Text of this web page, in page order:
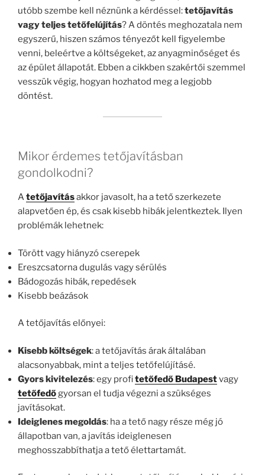
utóbb szembe kell néznünk a kérdéssel:tetőjavítás
vagy teljes tetőfelújítás? A döntés meghozatala nem
egyszerű, hiszen számos tényezőt kell figyelembe
venni, beleértve a költségeket, az anyagminőséget és
az épület állapotát. Ebben a cikkben szakértői szemmel
vesszük végig, hogyan hozhatod meg a legjobb
döntést.
Mikor érdemes tetőjavításban
gondolkodni?
Atetőjavításakkor javasolt, ha a tető szerkezete
alapvetően ép, és csak kisebb hibák jelentkeztek. Ilyen
problémák lehetnek:
Törött vagy hiányzó cserepek
Ereszcsatorna dugulás vagy sérülés
Bádogozás hibák, repedések
Kisebb beázások
A tetőjavítás előnyei:
Kisebb költségek: a tetőjavítás árak általában
alacsonyabbak, mint a teljes tetőfelújításé.
Gyors kivitelezés: egy profitetőfedő Budapestvagy
tetőfedőgyorsan el tudja végezni a szükséges
javításokat.
Ideiglenes megoldás: ha a tető nagy része még jó
állapotban van, a javítás ideiglenesen
meghosszabbíthatja a tető élettartamát.